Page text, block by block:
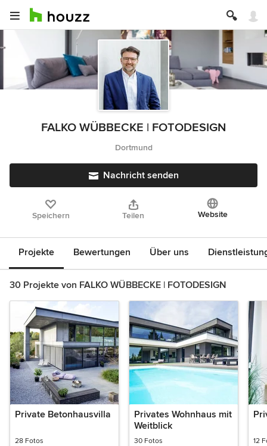
FALKO WÜBBECKE | FOTODESIGN
Dortmund
Nachricht senden
Speichern Teilen Website
Projekte Bewertungen Über uns
30 Projekte von FALKO WÜBBECKE | FOTODESIGN
Private Betonhausvilla
28 Fotos
Privates Wohnhaus mit
Weitblick
30 Fotos 12